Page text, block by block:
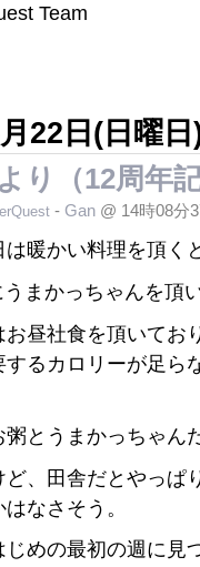
Team
22日(日曜日
り（12周年
- Gan @ 14時08分
は暖かい料理を頂く
まかっちゃんを頂
お昼社食を頂いてお
するカロリーが足ら
粥とうまかっちゃん
ど、田舎だとやっぱ
なさそう。
じめの最初の週に見